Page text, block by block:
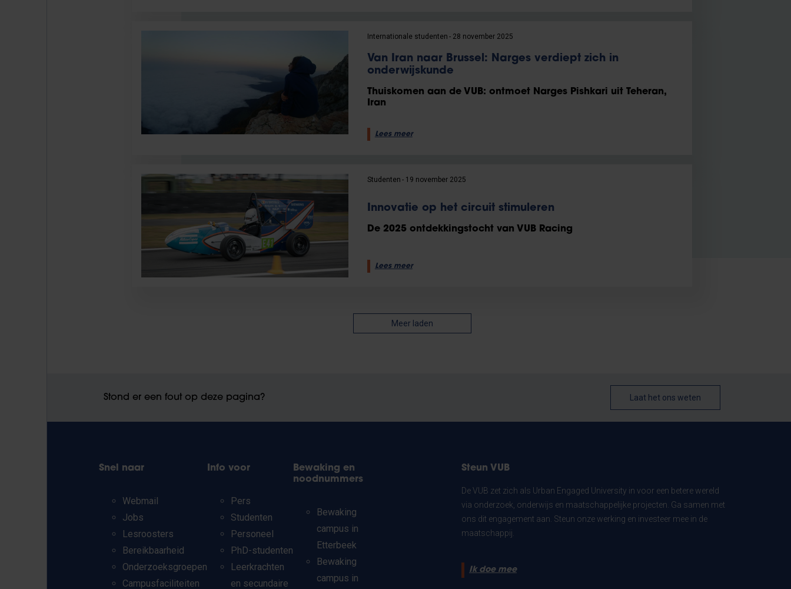
Internationale studenten 28 november 2025
Van Iran naar Brussel: Narges verdiept zich in
onderwijskunde
Thuiskomen aan de VUB: ontmoet Narges Pishkari uit Teheran,
Iran
Lees meer
Studenten 19 november 2025
Innovatie op het circuit stimuleren
De 2025 ontdekkingstocht van VUB Racing
Lees meer
Meer laden
Stond er een fout op deze pagina? Laat het ons weten
Snel naar
Webmail
Jobs
Lesroosters
Bereikbaarheid
Onderzoeksgroepen
Campusfaciliteiten
Info voor
Pers
Studenten
Personeel
PhD-studenten
Leerkrachten
en secundaire
Bewaking en
noodnummers
Bewaking
campus in
Etterbeek
Bewaking
campus in
Steun VUB
De VUB zet zich als Urban Engaged University in voor een betere wereld
via onderzoek, onderwijs en maatschappelijke projecten. Ga samen met
ons dit engagement aan. Steun onze werking en investeer mee in de
maatschappij.
Ik doe mee